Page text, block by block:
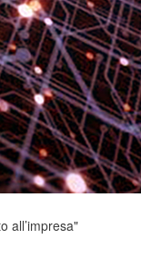
all’impresa"